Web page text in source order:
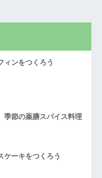
ィンをつくろう
季節の薬膳スパイス料理
ケーキをつくろう